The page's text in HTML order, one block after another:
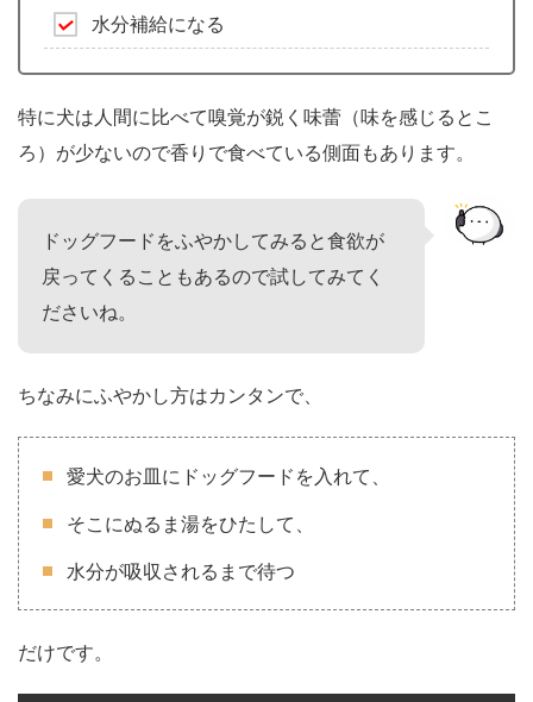
水分補給になる
特に犬は人間に比べて嗅覚が鋭く味蕾（味を感じるとこ
ろ）が少ないので香りで食べている側面もあります。
ドッグフードをふやかしてみると食欲が
戻ってくることもあるので試してみてく
ださいね。
ちなみにふやかし方はカンタンで、
愛犬のお皿にドッグフードを入れて、
そこにぬるま湯をひたして、
水分が吸収されるまで待つ
だけです。